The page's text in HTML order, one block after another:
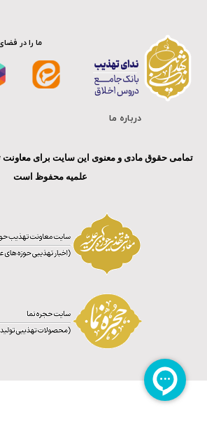
ما را در
درباره ما
تمامی حقوق مادی و معنوی این سایت برای معاونت
علمیه محفوظ است